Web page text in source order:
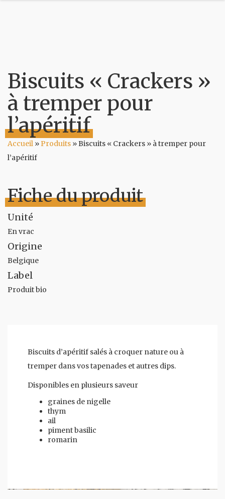
Biscuits « Crackers »
à tremper pour
l’apéritif
Accueil »Produits »Biscuits « Crackers » à tremper pour
l’apéritif
Fiche du produit
Unité
En vrac
Origine
Belgique
Label
Produit bio
Biscuits d’apéritif salés à croquer nature ou à
tremper dans vos tapenades et autres dips.
Disponibles en plusieurs saveur
graines de nigelle
thym
ail
piment basilic
romarin